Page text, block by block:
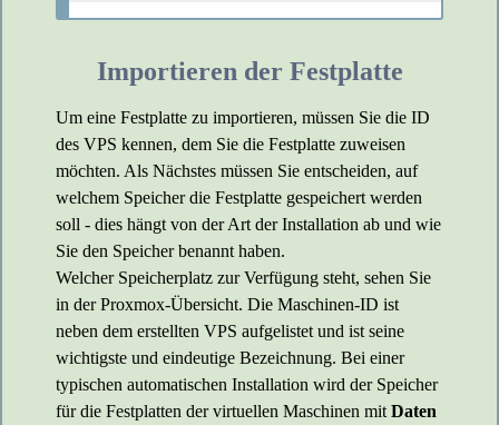
Importieren der Festplatte
Um eine Festplatte zu importieren, müssen Sie die ID
des VPS kennen, dem Sie die Festplatte zuweisen
möchten. Als Nächstes müssen Sie entscheiden, auf
welchem Speicher die Festplatte gespeichert werden
soll - dies hängt von der Art der Installation ab und wie
Sie den Speicher benannt haben.
Welcher Speicherplatz zur Verfügung steht, sehen Sie
in der Proxmox-Übersicht. Die Maschinen-ID ist
neben dem erstellten VPS aufgelistet und ist seine
wichtigste und eindeutige Bezeichnung. Bei einer
typischen automatischen Installation wird der Speicher
für die Festplatten der virtuellen Maschinen mitDaten